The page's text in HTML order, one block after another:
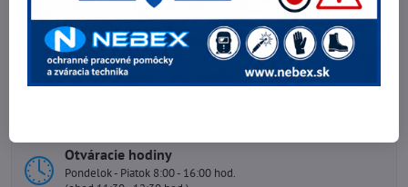
Potrebujete poradiť?
Telefónne čísla
0903 40 80 66 / 0907 62 44 82
Otváracie hodiny
Pondelok - Piatok 8:00 - 16:00 hod.